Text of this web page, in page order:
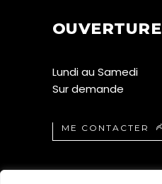
OUVERTURE
Lundi au Samedi
Sur demande
ME CONTACTER